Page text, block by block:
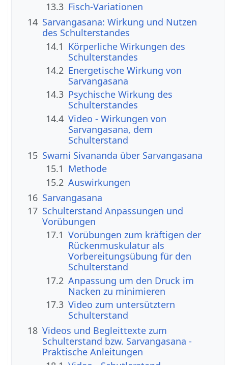
13.3 Fisch-Variationen
14 Sarvangasana: Wirkung und Nutzen
des Schulterstandes
14.1 Körperliche Wirkungen des
Schulterstandes
14.2 Energetische Wirkung von
Sarvangasana
14.3 Psychische Wirkung des
Schulterstandes
14.4 Video - Wirkungen von
Sarvangasana, dem
Schulterstand
15 Swami Sivananda über Sarvangasana
15.1 Methode
15.2 Auswirkungen
16 Sarvangasana
17 Schulterstand Anpassungen und
Vorübungen
17.1 Vorübungen zum kräftigen der
Rückenmuskulatur als
Vorbereitungsübung für den
Schulterstand
17.2 Anpassung um den Druck im
Nacken zu minimieren
17.3 Video zum untersütztern
Schulterstand
18 Videos und Begleittexte zum
Schulterstand bzw. Sarvangasana -
Praktische Anleitungen